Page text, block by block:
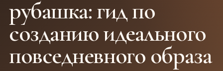
рубашка: гид по
созданию идеального
повседневного образа